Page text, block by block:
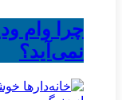
چرا وام
نمی‌آید؟